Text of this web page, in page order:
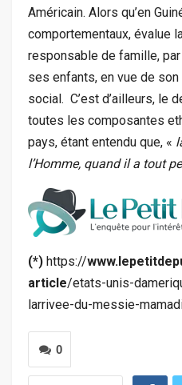
Américain. Alors qu’en
comportementaux, évalue
responsable de famille,
ses enfants, en vue de
social. C’est d’ailleurs, le
toutes les composantes
pays, étant entendu que, «
l’Homme, quand il a tout
(*) https://
article/etats-unis-
larrivee-du-messie-
0